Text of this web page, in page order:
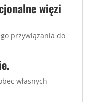
więzi
przywiązania do
własnych